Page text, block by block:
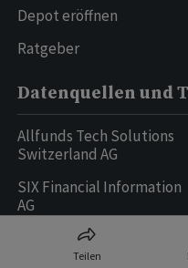
Teilen
Depot eröffnen
Ratgeber
Datenquellen und
Allfunds Tech Solutions
Switzerland AG
SIX Financial Information
AG